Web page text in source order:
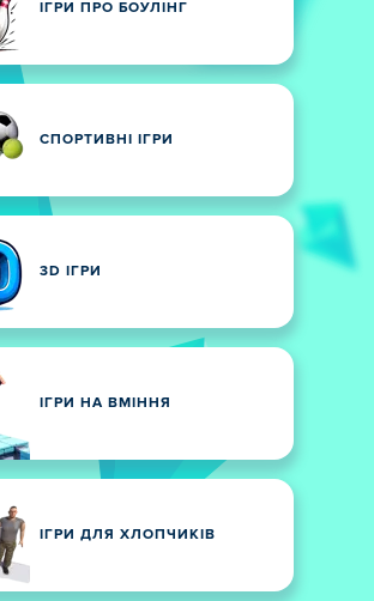
ІГРИ ПРО БОУЛІНГ
СПОРТИВНІ ІГРИ
3D ІГРИ
ІГРИ НА ВМІННЯ
ІГРИ ДЛЯ ХЛОПЧИКІВ